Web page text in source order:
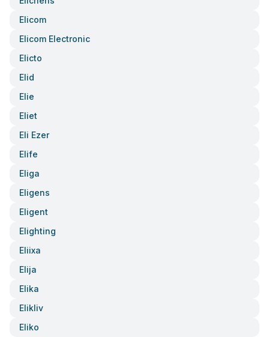
Elicom
Elicom Electronic
Elicto
Elid
Elie
Eliet
Eli Ezer
Elife
Eliga
Eligens
Eligent
Elighting
Eliixa
Elija
Elika
Elikliv
Eliko